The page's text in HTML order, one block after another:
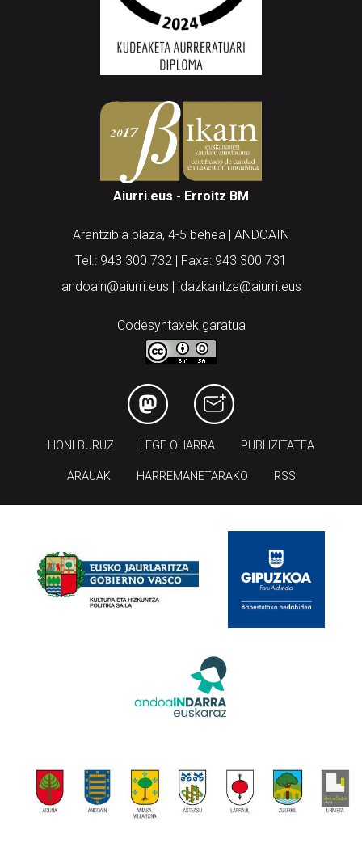
Aiurri.eus - Erroitz BM
Arantzibia plaza, 4-5 behea | ANDOAIN
Tel.: 943 300 732 | Faxa: 943 300 731
andoain@aiurri.eus | idazkaritza@aiurri.eus
Codesyntaxek garatua
HONI BURUZ LEGE OHARRA PUBLIZITATEA
ARAUAK HARREMANETARAKO RSS